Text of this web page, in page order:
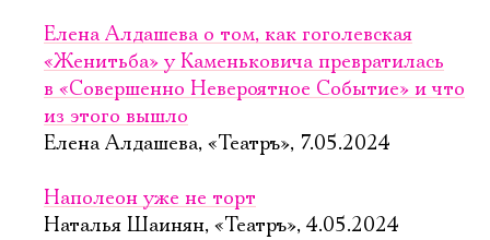
Елена Алдашева о том, как гоголевская
«Женитьба» у Каменьковича превратилась
в «Совершенно Невероятное Событие» и что
из этого вышло
Елена Алдашева, «Театръ», 7.05.2024
Наполеон уже не торт
Наталья Шаинян, «Театръ», 4.05.2024